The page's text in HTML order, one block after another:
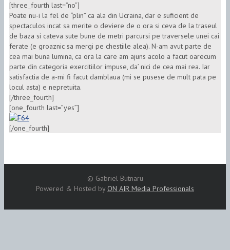
[three_fourth last=”no”]
Poate nu-i la fel de “plin” ca ala din Ucraina, dar e suficient de
spectaculos incat sa merite o deviere de o ora si ceva de la traseul
de baza si cateva sute bune de metri parcursi pe traversele unei cai
ferate (e groaznic sa mergi pe chestiile alea). N-am avut parte de
cea mai buna lumina, ca ora la care am ajuns acolo a facut oarecum
parte din categoria exercitiilor impuse, da’ nici de cea mai rea. Iar
satisfactia de a-mi fi facut damblaua (mi se pusese de mult pata pe
locul asta) e nepretuita.
[/three_fourth]
[one_fourth last=”yes”]
[/one_fourth]
© Gabriel Butnaru
Powered & Hosted by ON AIR Media Professionals